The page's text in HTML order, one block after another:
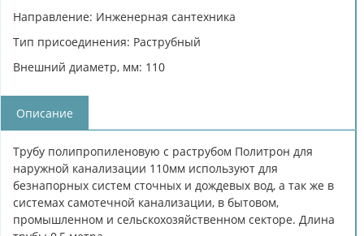
Направление: Инженерная сантехника
Тип присоединения: Раструбный
Внешний диаметр, мм: 110
Описание
Трубу полипропиленовую с раструбом Политрон для
наружной канализации 110мм используют для
безнапорных систем сточных и дождевых вод, а так же в
системах самотечной канализации, в бытовом,
промышленном и сельскохозяйственном секторе. Длина